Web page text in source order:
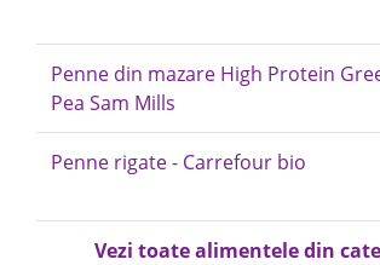
Penne din mazare High Protein
Pea Sam Mills
Penne rigate - Carrefour bio
Vezi toate alimentele din